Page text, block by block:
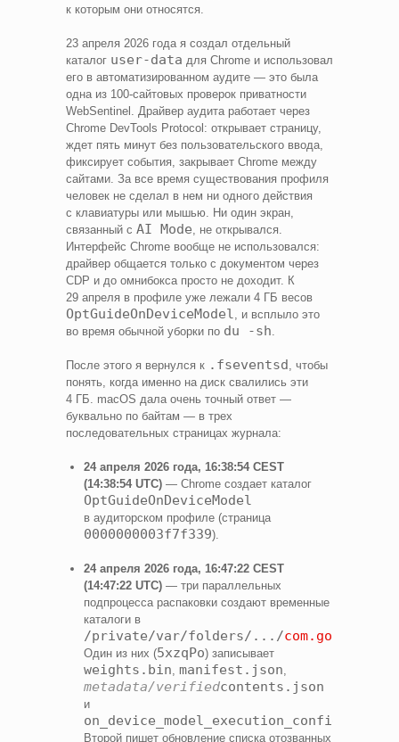
к которым они относятся.
23 апреля 2026 года я создал отдельный
каталог user-data для Chrome и использовал
его в автоматизированном аудите — это была
одна из 100-сайтовых проверок приватности
WebSentinel. Драйвер аудита работает через
Chrome DevTools Protocol: открывает страницу,
ждет пять минут без пользовательского ввода,
фиксирует события, закрывает Chrome между
сайтами. За все время существования профиля
человек не сделал в нем ни одного действия
с клавиатуры или мышью. Ни один экран,
связанный с AI Mode , не открывался.
Интерфейс Chrome вообще не использовался:
драйвер общается только с документом через
CDP и до омнибокса просто не доходит. К
29 апреля в профиле уже лежали 4 ГБ весов
OptGuideOnDeviceModel , и всплыло это
во время обычной уборки по du -sh
После этого я вернулся к .fseventsd , чтобы
понять, когда именно на диск свалились эти
4 ГБ. macOS дала очень точный ответ —
буквально по байтам — в трех
последовательных страницах журнала:
24 апреля 2026 года, 16:38:54 CEST
(14:38:54 UTC) — Chrome создает каталог
OptGuideOnDeviceModel
в аудиторском профиле (страница
0000000003f7f339).
24 апреля 2026 года, 16:47:22 CEST
(14:47:22 UTC) — три параллельных
подпроцесса распаковки создают временные
каталоги в
/private/var/folders/.../
Один из них (5xzqPo) записывает
weights.bin manifest.json
metadata/verifiedcontents.json
и
on_device_model_execution_config.pb
Второй пишет обновление списка отозванных